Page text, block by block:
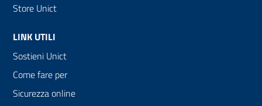
Store Unict
LINK UTILI
Sostieni Unict
Come fare per
Sicurezza online